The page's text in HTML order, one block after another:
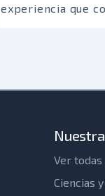
laboratorio
para desmantelar
paradigmas y
experiencia que
aprendizaje
Ver
Ciencias